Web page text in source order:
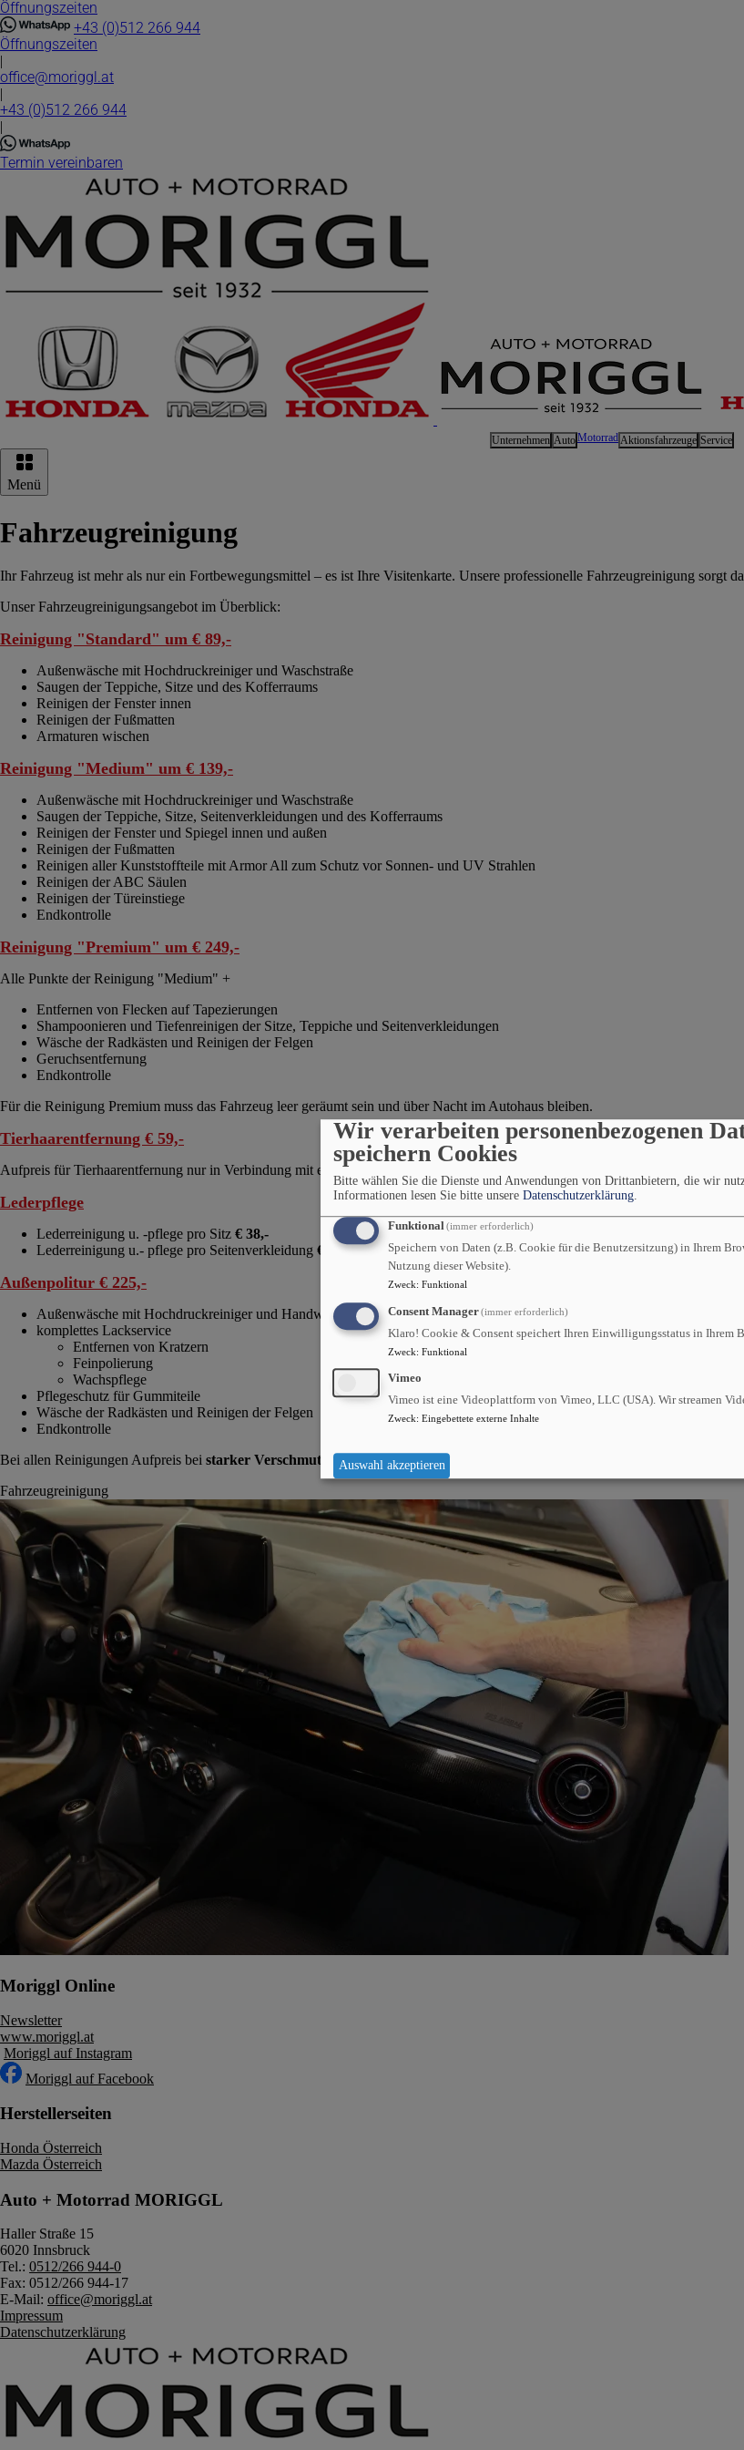
Direkt
zum
Inhalt
Öffnungszeiten
+43 (0)512 266 944
Öffnungszeiten
|
office@moriggl.at
|
+43 (0)512 266 944
|
Termin vereinbaren
Hauptnavigation
Unternehmen AutoMotorradAktionsfahrzeuge Service
Menü
Fahrzeugreinigung
Ihr Fahrzeug ist mehr als nur ein Fortbewegungsmittel – es ist Ihre Visitenkarte. Unsere professionelle Fahrzeugreinigung sorgt
Unser Fahrzeugreinigungsangebot im Überblick:
Reinigung "Standard" um € 89,-
Außenwäsche mit Hochdruckreiniger und Waschstraße
Saugen der Teppiche, Sitze und des Kofferraums
Reinigen der Fenster innen
Reinigen der Fußmatten
Armaturen wischen
Reinigung "Medium" um € 139,-
Außenwäsche mit Hochdruckreiniger und Waschstraße
Saugen der Teppiche, Sitze, Seitenverkleidungen und des Kofferraums
Reinigen der Fenster und Spiegel innen und außen
Reinigen der Fußmatten
Reinigen aller Kunststoffteile mit Armor All zum Schutz vor Sonnen- und UV Strahlen
Reinigen der ABC Säulen
Reinigen der Türeinstiege
Endkontrolle
Reinigung "Premium" um € 249,-
Alle Punkte der Reinigung "Medium" +
Entfernen von Flecken auf Tapezierungen
Shampoonieren und Tiefenreinigen der Sitze, Teppiche und Seitenverkleidungen
Wäsche der Radkästen und Reinigen der Felgen
Geruchsentfernung
Endkontrolle
Für die Reinigung Premium muss das Fahrzeug leer geräumt sein und über Nacht im Autohaus bleiben.
Tierhaarentfernung € 59,-
Aufpreis für Tierhaarentfernung nur in Verbindung mit einer Fahrzeugreinigung
Lederpflege
Lederreinigung u. -pflege pro Sitz € 38,-
Lederreinigung u.- pflege pro Seitenverkleidung € 17,-
Außenpolitur € 225,-
Außenwäsche mit Hochdruckreiniger und Handwäsche
komplettes Lackservice
Entfernen von Kratzern
Feinpolierung
Wachspflege
Pflegeschutz für Gummiteile
Wäsche der Radkästen und Reinigen der Felgen
Endkontrolle
Bei allen Reinigungen Aufpreis bei starker Verschmutzung von € 39,-.
Fahrzeugreinigung
Moriggl Online
Newsletter
www.moriggl.at
Moriggl auf Instagram
Moriggl auf Facebook
Herstellerseiten
Honda Österreich
Mazda Österreich
Auto + Motorrad MORIGGL
Haller Straße 15
6020 Innsbruck
Tel.: 0512/266 944-0
Fax: 0512/266 944-17
E-Mail: office@moriggl.at
Impressum
Datenschutzerklärung
Wir verarbeiten personenbezogenen
speichern Cookies
Bitte wählen Sie die Dienste und Anwendungen von Drittanbietern, die wir
Informationen lesen Sie bitte unsere Datenschutzerklärung.
Funktional(immer erforderlich)
Speichern von Daten (z.B. Cookie für die Benutzersitzung) in Ihrem
Nutzung dieser Website).
Zweck: Funktional
Consent Manager(immer erforderlich)
Klaro! Cookie & Consent speichert Ihren Einwilligungsstatus in Ihrem
Zweck: Funktional
Vimeo
Vimeo ist eine Videoplattform von Vimeo, LLC (USA). Wir streamen
Zweck: Eingebettete externe Inhalte
Auswahl akzeptieren